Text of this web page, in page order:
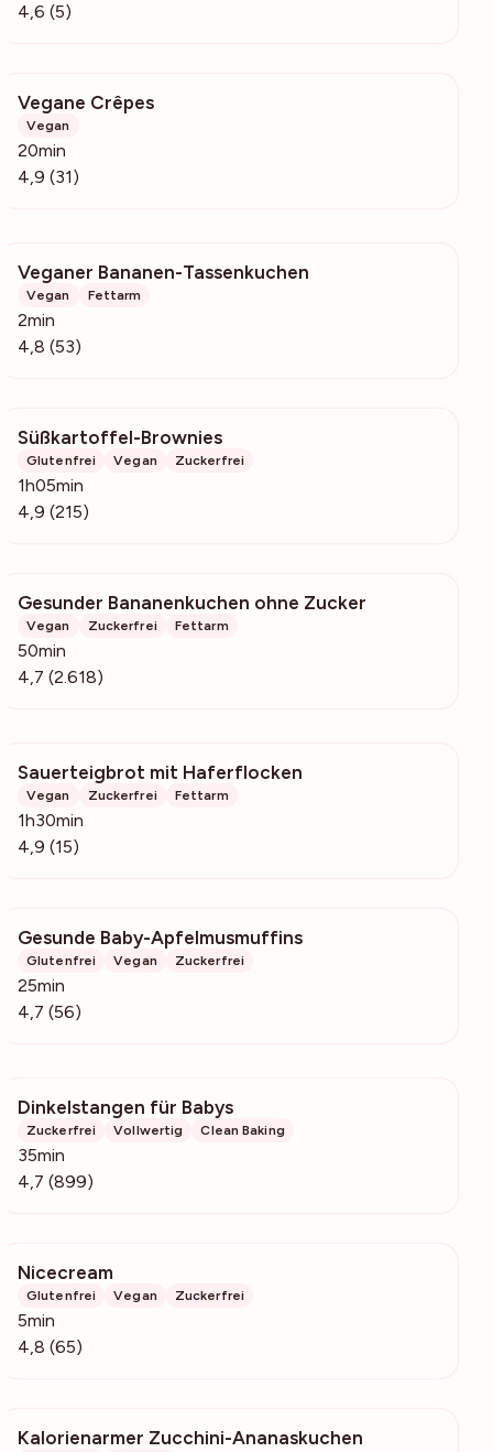
4,6 (5)
Vegane Crêpes
Vegan
20min
4,9 (31)
Veganer Bananen-Tassenkuchen
Vegan Fettarm
2min
4,8 (53)
Süßkartoffel-Brownies
Glutenfrei Vegan Zuckerfrei
1h05min
4,9 (215)
Gesunder Bananenkuchen ohne Zucker
Vegan Zuckerfrei Fettarm
50min
4,7 (2.618)
Sauerteigbrot mit Haferflocken
Vegan Zuckerfrei Fettarm
1h30min
4,9 (15)
Gesunde Baby-Apfelmusmuffins
Glutenfrei Vegan Zuckerfrei
25min
4,7 (56)
Dinkelstangen für Babys
Zuckerfrei Vollwertig Clean Baking
35min
4,7 (899)
Nicecream
Glutenfrei Vegan Zuckerfrei
5min
4,8 (65)
Kalorienarmer Zucchini-Ananaskuchen